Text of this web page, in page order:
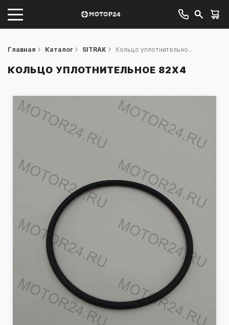
Главная Каталог SITRAK Кольцо уплотнительно...
КОЛЬЦО УПЛОТНИТЕЛЬНОЕ 82Х4